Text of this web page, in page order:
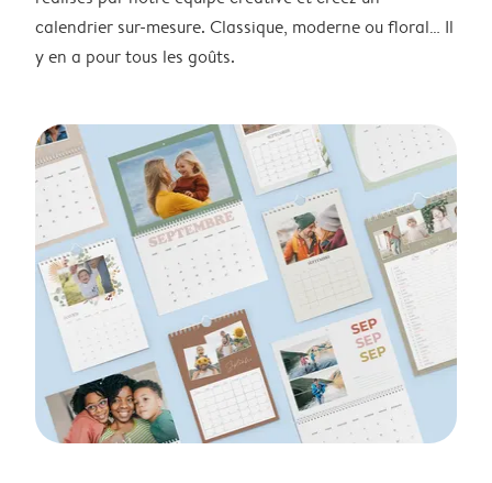
calendrier sur-mesure. Classique, moderne ou floral… Il
y en a pour tous les goûts.